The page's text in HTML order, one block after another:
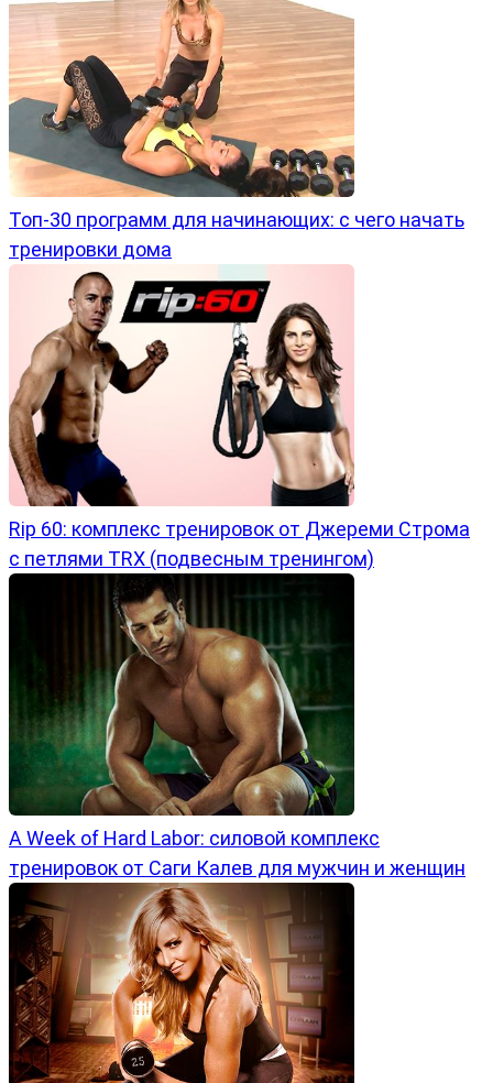
Топ-30 программ для начинающих: с чего начать
тренировки дома
Rip 60: комплекс тренировок от Джереми Строма
с петлями TRX (подвесным тренингом)
A Week of Hard Labor: силовой комплекс
тренировок от Саги Калев для мужчин и женщин